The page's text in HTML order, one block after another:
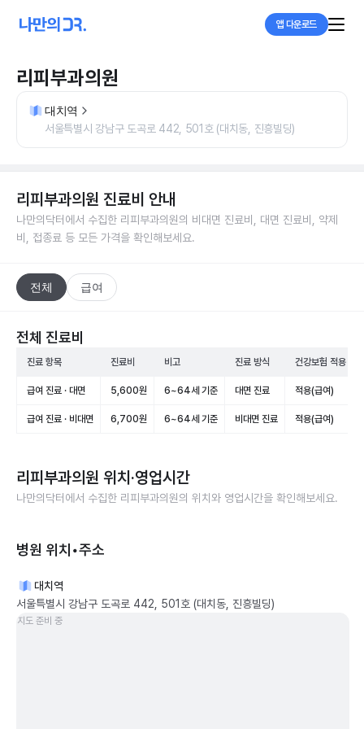
앱 다운로드
리피부과의원
대치역
서울특별시 강남구 도곡로 442, 501호 (대치동, 진흥빌딩)
리피부과의원 진료비 안내
나만의닥터에서 수집한 리피부과의원의 비대면 진료비, 대면 진료비, 약제
비, 접종료 등 모든 가격을 확인해보세요.
전체 급여
전체 진료비
진료 항목 진료비 비고 진료 방식 건강보험 적용
급여 진료 · 대면 5,600원 6~64세 기준 대면 진료 적용(급여)
급여 진료 · 비대면 6,700원 6~64세 기준 비대면 진료 적용(급여)
리피부과의원 위치·영업시간
나만의닥터에서 수집한 리피부과의원의 위치와 영업시간을 확인해보세요.
병원 위치•주소
대치역
서울특별시 강남구 도곡로 442, 501호 (대치동, 진흥빌딩)
지도 준비 중